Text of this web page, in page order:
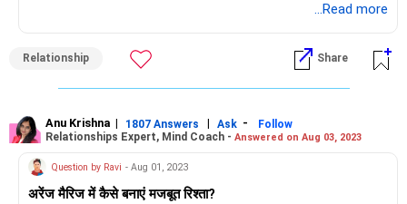
...Read more
Relationship Share
Anu Krishna | 1807 Answers | Ask -
Follow
Relationships Expert, Mind Coach - Answered on Aug 03, 2023
Question by Ravi - Aug 01, 2023
अरेंज मैरिज में कैसे बनाएं मजबूत रिश्ता?